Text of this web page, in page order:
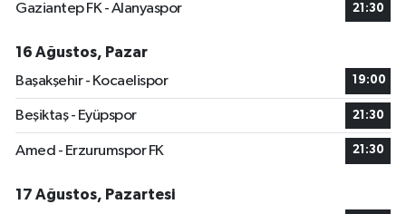
Gaziantep FK - Alanyaspor 21:30
16 Ağustos, Pazar
Başakşehir - Kocaelispor
19:00
Beşiktaş - Eyüpspor 21:30
Amed - Erzurumspor FK 21:30
17 Ağustos, Pazartesi